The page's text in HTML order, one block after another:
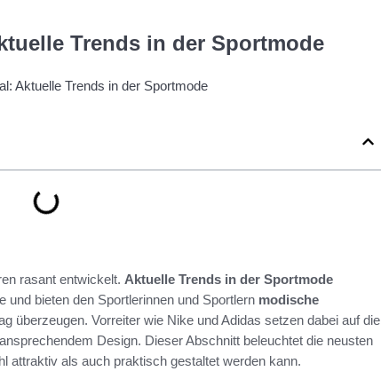
Trends in der Sportmode
rasant entwickelt. Aktuelle Trends in der Sportmode
und bieten den Sportlerinnen und Sportlern modische
überzeugen. Vorreiter wie Nike und Adidas setzen dabei auf die
Design. Dieser Abschnitt beleuchtet die neusten
attraktiv als auch praktisch gestaltet werden kann.